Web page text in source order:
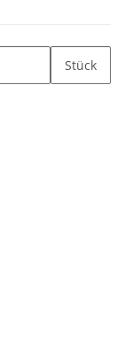
Stück